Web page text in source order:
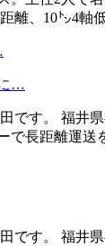
離、10㌧4軸
…
です。 福井
で長距離運
です。 福井